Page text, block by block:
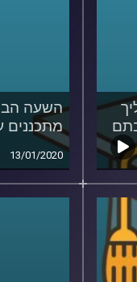
השעה
מתכננים
13/01/2020